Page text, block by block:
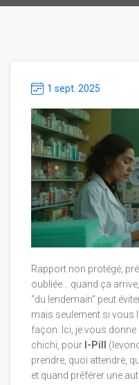
1 sept. 2025
Rapport non protégé,
oubliée… quand ça
“du lendemain” peut
mais seulement si vous
façon. Ici, je vous
chichi, pour I-Pill
prendre, quoi attendre,
et quand préférer une